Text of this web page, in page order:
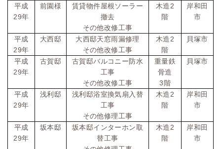
平成
29年
前園様
賃貸物件屋根ソーラー
撤去
その他改修工事
木造2
階
岸和田
市
平成
29年
大西邸
大西邸天窓雨漏修理
その他改修工事
木造2
階
貝塚市
平成
29年
古賀邸
古賀邸バルコニー防水
工事
その他改修工事
重量鉄
骨造
3 階
貝塚市
平成
29年
浅利邸
浅利邸浴室換気扇入替
工事
その他修理工事
木造2
階
岸和田
市
平成
29年
坂本邸
坂本邸インターホン取
替工事
木造2
階
岸和田
市